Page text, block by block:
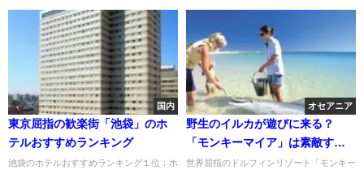
国内
東京屈指の歓楽街「池袋」のホ
テルおすすめランキング
池袋のホテルおすすめランキング１位：ホ
オセアニア
野生のイルカが遊びに来る？
「モンキーマイア」は素敵すぎ
る世界屈指のドルフィンリゾー
世界屈指のドルフィンリゾート「モンキー